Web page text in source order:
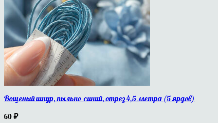
Вощеный шнур, пыльно-синий, отрез 4,5 метра (5 ярдов)
60 ₽